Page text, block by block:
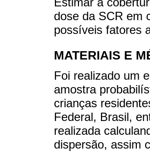
dose da SCR em
possíveis fatores
MATERIAIS E
Foi realizado um
amostra
crianças
Federal, Brasil,
realizada
dispersão, assim